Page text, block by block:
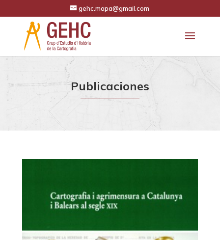
gehc.mapa@gmail.com
Publicaciones